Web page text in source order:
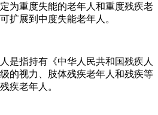
为重度失能的老年人和重度残疾老
扩展到中度失能老年人。
是指持有《中华人民共和国残疾人
的视力、肢体残疾老年人和残疾等
疾老年人。